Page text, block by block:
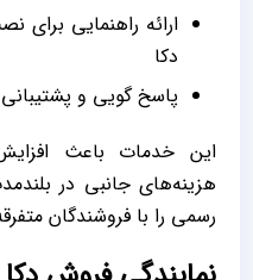
ارائه راهنمایی
دکا
پاسخ ‌گویی و
این خدمات باعث
هزینه‌های جانبی در
رسمی را با فروشندگان